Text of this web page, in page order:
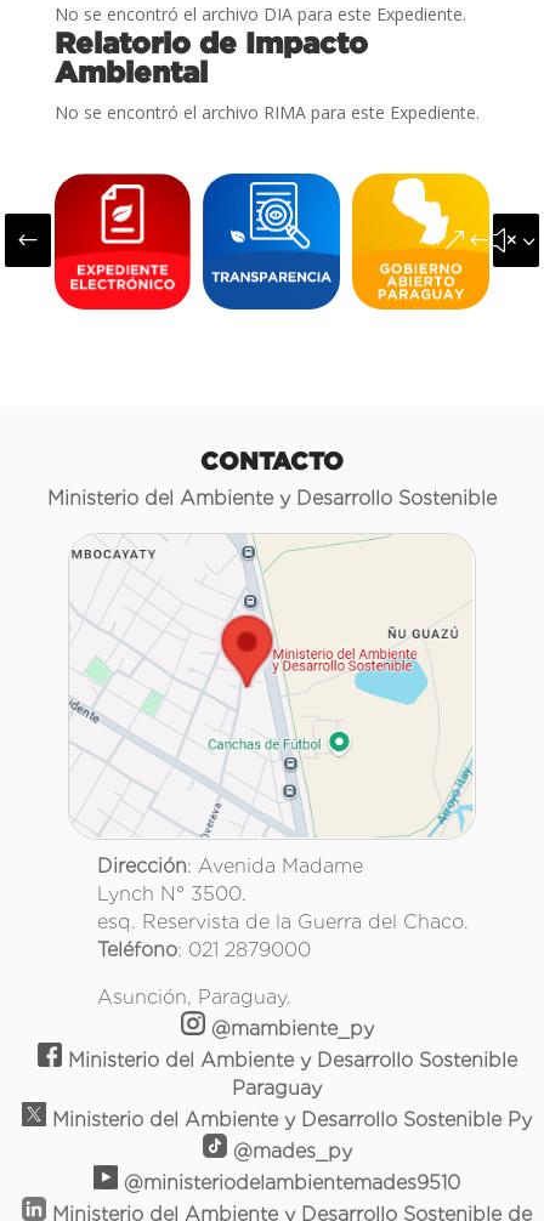
No se encontró el archivo DIA para este Expediente.
Relatorio de Impacto
Ambiental
No se encontró el archivo RIMA para este Expediente.
#
CONTACTO
Ministerio del Ambiente y Desarrollo Sostenible
Dirección: Avenida Madame
Lynch N° 3500.
esq. Reservista de la Guerra del Chaco.
Teléfono: 021 2879000
Asunción, Paraguay.
@mambiente_py
Ministerio del Ambiente y Desarrollo Sostenible
Paraguay
Ministerio del Ambiente y Desarrollo Sostenible Py
@mades_py
@ministeriodelambientemades9510
Ministerio del Ambiente y Desarrollo Sostenible de